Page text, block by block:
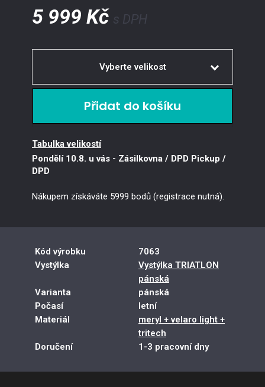
5 999 Kč s DPH
Vyberte velikost
S
Skladem2 ks
M
Skladem> 5 ks
XL
XXL
Skladem1 ks
Tabulka velikostí
Pondělí 10.8. u vás - Zásilkovna / DPD Pickup /
DPD
Nákupem získáváte 5999 bodů (registrace nutná).
Kód výrobku
7063
Vystýlka
Vystýlka TRIATLON
pánská
Varianta
pánská
Počasí
letní
Materiál
meryl + velaro light +
tritech
Doručení
1-3 pracovní dny